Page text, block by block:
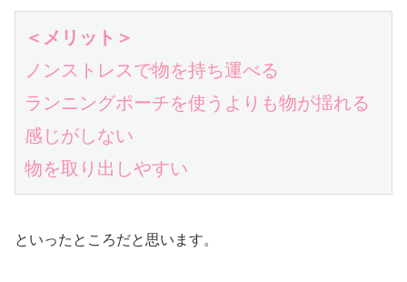
＜メリット＞
ノンストレスで物を持ち運べる
ランニングポーチを使うよりも物が揺れる
感じがしない
物を取り出しやすい
といったところだと思います。